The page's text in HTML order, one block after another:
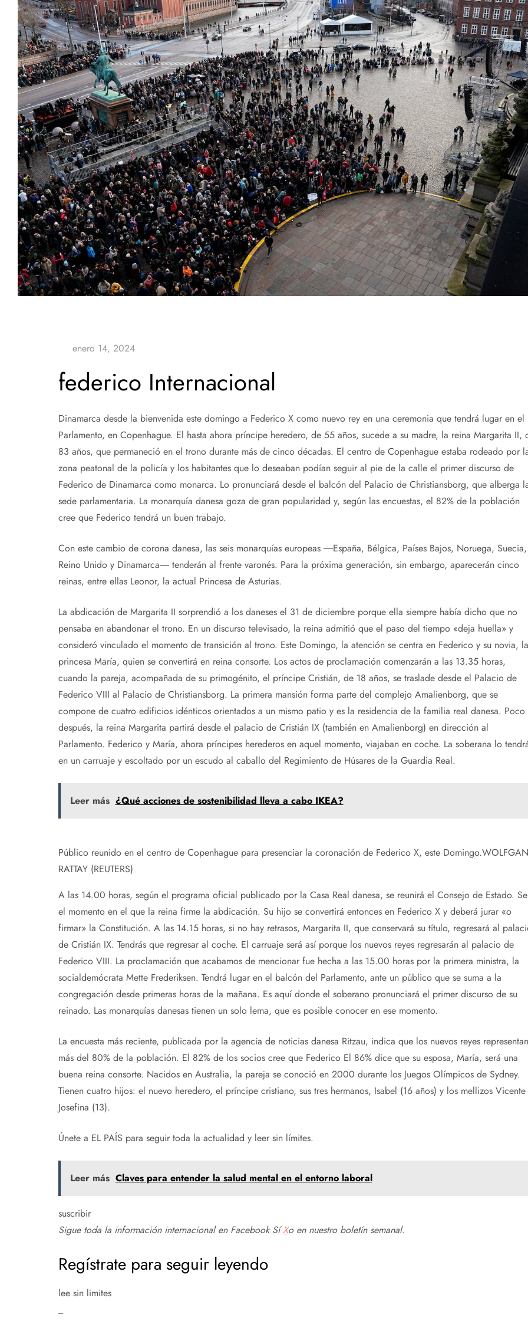
federico Internacional
Dinamarca desde la bienvenida este domingo a Federico X como nuevo rey en una ceremonia que tendrá lugar en el
Parlamento, en Copenhague. El hasta ahora príncipe heredero, de 55 años, sucede a su madre, la reina Margarita II,
83 años, que permaneció en el trono durante más de cinco décadas. El centro de Copenhague estaba rodeado por
zona peatonal de la policía y los habitantes que lo deseaban podían seguir al pie de la calle el primer discurso de
Federico de Dinamarca como monarca. Lo pronunciará desde el balcón del Palacio de Christiansborg, que alberga
sede parlamentaria. La monarquía danesa goza de gran popularidad y, según las encuestas, el 82% de la población
cree que Federico tendrá un buen trabajo.
Con este cambio de corona danesa, las seis monarquías europeas ―España, Bélgica, Países Bajos, Noruega, Suecia,
Reino Unido y Dinamarca― tenderán al frente varonés. Para la próxima generación, sin embargo, aparecerán cinco
reinas, entre ellas Leonor, la actual Princesa de Asturias.
La abdicación de Margarita II sorprendió a los daneses el 31 de diciembre porque ella siempre había dicho que no
pensaba en abandonar el trono. En un discurso televisado, la reina admitió que el paso del tiempo «deja huella» y
consideró vinculado el momento de transición al trono. Este Domingo, la atención se centra en Federico y su novia, la
princesa María, quien se convertirá en reina consorte. Los actos de proclamación comenzarán a las 13.35 horas,
cuando la pareja, acompañada de su primogénito, el príncipe Cristián, de 18 años, se traslade desde el Palacio de
Federico VIII al Palacio de Christiansborg. La primera mansión forma parte del complejo Amalienborg, que se
compone de cuatro edificios idénticos orientados a un mismo patio y es la residencia de la familia real danesa. Poco
después, la reina Margarita partirá desde el palacio de Cristián IX (también en Amalienborg) en dirección al
Parlamento. Federico y María, ahora príncipes herederos en aquel momento, viajaban en coche. La soberana lo
en un carruaje y escoltado por un escudo al caballo del Regimiento de Húsares de la Guardia Real.
Leer más ¿Qué acciones de sostenibilidad lleva a cabo IKEA?
Público reunido en el centro de Copenhague para presenciar la coronación de Federico X, este Domingo.
RATTAY (REUTERS)
A las 14.00 horas, según el programa oficial publicado por la Casa Real danesa, se reunirá el Consejo de Estado.
el momento en el que la reina firme la abdicación. Su hijo se convertirá entonces en Federico X y deberá jurar «o
firmar» la Constitución. A las 14.15 horas, si no hay retrasos, Margarita II, que conservará su título, regresará al
de Cristián IX. Tendrás que regresar al coche. El carruaje será así porque los nuevos reyes regresarán al palacio de
Federico VIII. La proclamación que acabamos de mencionar fue hecha a las 15.00 horas por la primera ministra, la
socialdemócrata Mette Frederiksen. Tendrá lugar en el balcón del Parlamento, ante un público que se suma a la
congregación desde primeras horas de la mañana. Es aquí donde el soberano pronunciará el primer discurso de su
reinado. Las monarquías danesas tienen un solo lema, que es posible conocer en ese momento.
La encuesta más reciente, publicada por la agencia de noticias danesa Ritzau, indica que los nuevos reyes representan
más del 80% de la población. El 82% de los socios cree que Federico El 86% dice que su esposa, María, será una
buena reina consorte. Nacidos en Australia, la pareja se conoció en 2000 durante los Juegos Olímpicos de Sydney.
Tienen cuatro hijos: el nuevo heredero, el príncipe cristiano, sus tres hermanos, Isabel (16 años) y los mellizos Vicente
Josefina (13).
Únete a EL PAÍS para seguir toda la actualidad y leer sin límites.
Leer más Claves para entender la salud mental en el entorno laboral
suscribir
Sigue toda la información internacional en FacebookSíXo en nuestro boletín semanal.
Regístrate para seguir leyendo
lee sin limites